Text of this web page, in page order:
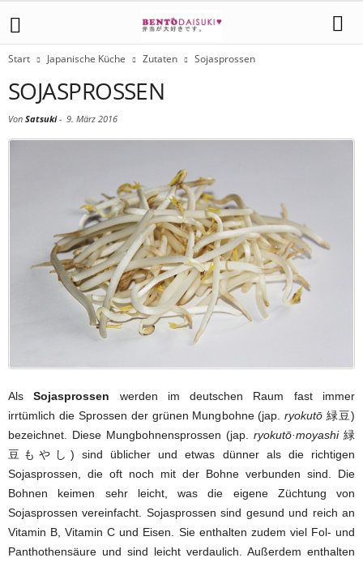
Start Japanische Küche Zutaten Sojasprossen
SOJASPROSSEN
Von Satsuki- 9. März 2016
AlsSojasprossen werden im deutschen Raum fast immer
irrtümlich die Sprossen der grünen Mungbohne (jap.ryokutō 緑豆)
bezeichnet. Diese Mungbohnensprossen (jap. ryokutō·moyashi緑
豆もやし) sind üblicher und etwas dünner als die richtigen
Sojasprossen, die oft noch mit der Bohne verbunden sind. Die
Bohnen keimen sehr leicht, was die eigene Züchtung von
Sojasprossen vereinfacht. Sojasprossen sind gesund und reich an
Vitamin B, Vitamin C und Eisen. Sie enthalten zudem viel Fol- und
Panthothensäure und sind leicht verdaulich. Außerdem enthalten